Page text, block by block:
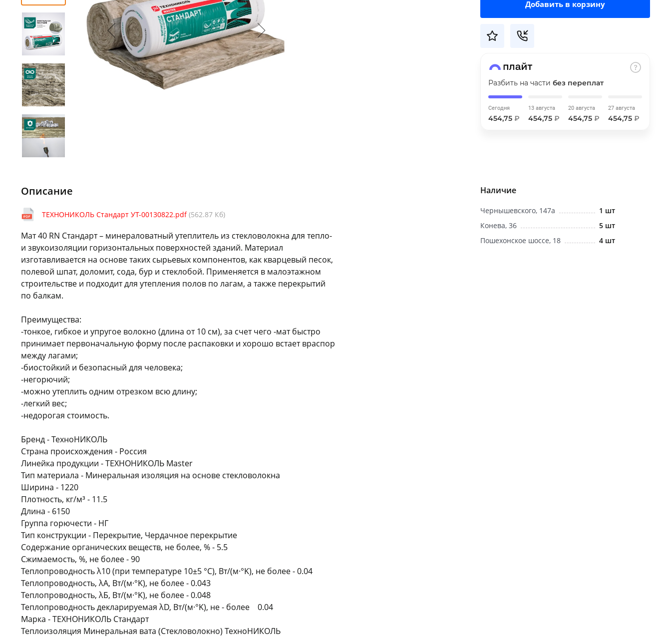
Добавить в корзину
Разбить на частибез переплат
Сегодня
454,75₽
13 августа
454,75₽
20 августа
454,75₽
27 августа
454,75₽
Описание
ТЕХНОНИКОЛЬ Стандарт УТ-00130822.pdf(562.87 Кб)
Мат 40 RN Стандарт – минераловатный утеплитель из стекловолокна для тепло-
и звукоизоляции горизонтальных поверхностей зданий. Материал
изготавливается на основе таких сырьевых компонентов, как кварцевый песок,
полевой шпат, доломит, сода, бур и стеклобой. Применяется в малоэтажном
строительстве и подходит для утепления полов по лагам, а также перекрытий
по балкам.
Преимущества:
-тонкое, гибкое и упругое волокно (длина от 10 см), за счет чего -мат быстро
принимает первоначальную форму после распаковки и хорошо встает враспор
между лагами;
-биостойкий и безопасный для человека;
-негорючий;
-можно утеплить одним отрезком всю длину;
-легкий вес;
-недорогая стоимость.
Бренд - ТехноНИКОЛЬ
Страна происхождения - Россия
Линейка продукции - ТЕХНОНИКОЛЬ Master
Тип материала - Минеральная изоляция на основе стекловолокна
Ширина - 1220
Плотность, кг/м³ - 11.5
Длина - 6150
Группа горючести - НГ
Тип конструкции - Перекрытие, Чердачное перекрытие
Содержание органических веществ, не более, % - 5.5
Сжимаемость, %, не более - 90
Теплопроводность λ10 (при температуре 10±5 °С), Вт/(м·°K), не более - 0.04
Теплопроводность, λА, Вт/(м·°K), не более - 0.043
Теплопроводность, λБ, Вт/(м·°K), не более - 0.048
Теплопроводность декларируемая λD, Вт/(м·°K), не - более 0.04
Марка - ТЕХНОНИКОЛЬ Стандарт
Теплоизоляция Минеральная вата (Стекловолокно) ТехноНИКОЛЬ
Наличие
Чернышевского, 147а
1 шт
Конева, 36
5 шт
Пошехонское шоссе, 18
4 шт
График платежей
Сегодня
25%
Оставшиеся
с вашей картыпо25%